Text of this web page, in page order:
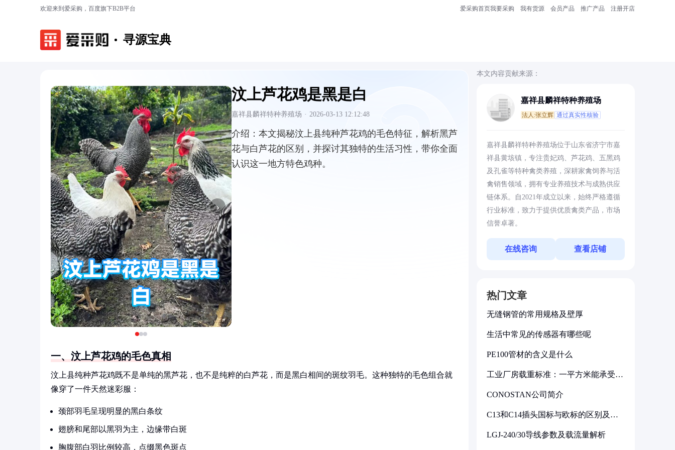
欢迎来到爱采购，百度旗下B2B平台 爱采购首页我要采购 我有货源 会员产品 推广产品 注册开店
寻源宝典
‹ ›
汶上芦花鸡是黑是白
嘉祥县麟祥特种养殖场 · 2026-03-13 12:12:48
介绍： 本文揭秘汶上县纯种芦花鸡的毛色特征，解析黑芦
花与白芦花的区别，并探讨其独特的生活习性，带你全面
认识这一地方特色鸡种。
一、汶上芦花鸡的毛色真相
汶上县纯种芦花鸡既不是单纯的黑芦花，也不是纯粹的白芦花，而是黑白相间的斑纹羽毛。这种独特的毛色组合就
像穿了一件天然迷彩服：
颈部羽毛呈现明显的黑白条纹
翅膀和尾部以黑羽为主，边缘带白斑
胸腹部白羽比例较高，点缀黑色斑点
本文内容贡献来源：
嘉祥县麟祥特种养殖场
法人:张立辉 通过真实性核验
嘉祥县麟祥特种养殖场位于山东省济宁市嘉
祥县黄垓镇，专注贵妃鸡、芦花鸡、五黑鸡
及孔雀等特种禽类养殖，深耕家禽饲养与活
禽销售领域，拥有专业养殖技术与成熟供应
链体系。自2021年成立以来，始终严格遵循
行业标准，致力于提供优质禽类产品，市场
信誉卓著。
在线咨询 查看店铺
热门文章
无缝钢管的常用规格及壁厚
生活中常见的传感器有哪些呢
PE100管材的含义是什么
工业厂房载重标准：一平方米能承受多
CONOSTAN公司简介
C13和C14插头国标与欧标的区别及其
LGJ-240/30导线参数及载流量解析